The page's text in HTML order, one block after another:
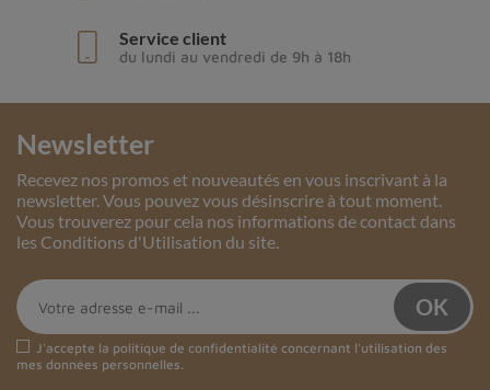
Service client
du lundi au vendredi de 9h à 18h
Newsletter
Recevez nos promos et nouveautés en vous inscrivant à la
newsletter. Vous pouvez vous désinscrire à tout moment.
Vous trouverez pour cela nos informations de contact dans
les Conditions d'Utilisation du site.
J'accepte la politique de confidentialité concernant l'utilisation des
mes données personnelles.